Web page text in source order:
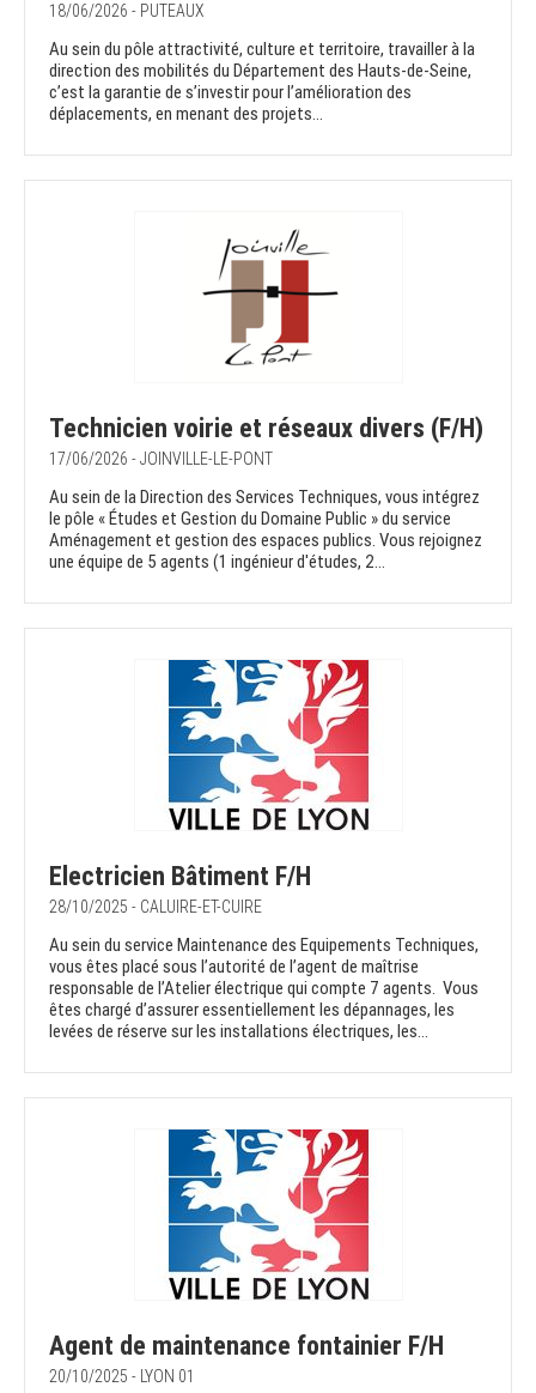
18/06/2026 - PUTEAUX
Au sein du pôle attractivité, culture et territoire, travailler à la
direction des mobilités du Département des Hauts-de-Seine,
c’est la garantie de s’investir pour l’amélioration des
déplacements, en menant des projets...
Technicien voirie et réseaux divers (F/H)
17/06/2026 - JOINVILLE-LE-PONT
Au sein de la Direction des Services Techniques, vous intégrez
le pôle « Études et Gestion du Domaine Public » du service
Aménagement et gestion des espaces publics. Vous rejoignez
une équipe de 5 agents (1 ingénieur d'études, 2...
Electricien Bâtiment F/H
28/10/2025 - CALUIRE-ET-CUIRE
Au sein du service Maintenance des Equipements Techniques,
vous êtes placé sous l’autorité de l’agent de maîtrise
responsable de l’Atelier électrique qui compte 7 agents. Vous
êtes chargé d’assurer essentiellement les dépannages, les
levées de réserve sur les installations électriques, les...
Agent de maintenance fontainier F/H
20/10/2025 - LYON 01